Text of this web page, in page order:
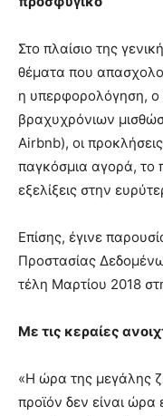
Στο πλαίσιο της
θέματα που
η υπερφορολόγηση, ο
βραχυχρόνιων
Airbnb), οι
παγκόσμια αγορά, το
εξελίξεις στην
Επίσης, έγινε
Προστασίας
τέλη Μαρτίου 2018
Με τις κεραίες
«Η ώρα της μεγάλης
προϊόν δεν είναι